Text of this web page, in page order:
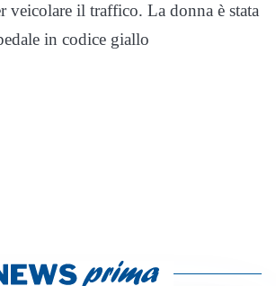
veicolare il traffico. La donna è stata
in codice giallo